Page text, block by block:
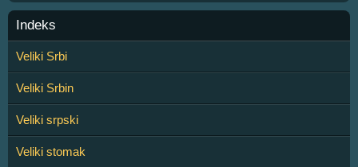
Indeks
Veliki Srbi
Veliki Srbin
Veliki srpski
Veliki stomak